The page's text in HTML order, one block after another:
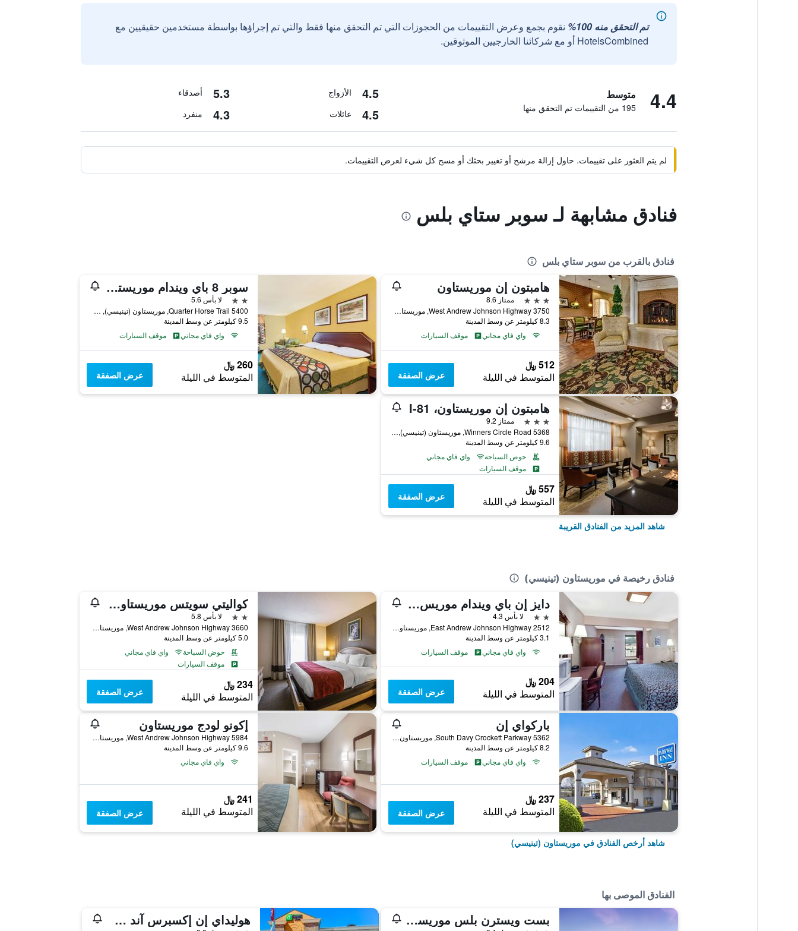
تم التحقق منه 100%
نقوم بجمع وعرض التقييمات من الحجوزات التي تم التحقق منها فقط والتي تم إجراؤها بواسطة مستخدمين حقيقيين مع
HotelsCombined أو مع شركائنا الخارجيين الموثوقين.
4.4 متوسط
195 من التقييمات تم التحقق منها
4.5 الأزواج 5.3 أصدقاء
4.5 عائلات 4.3 منفرد
لم يتم العثور على تقييمات. حاول إزالة مرشح أو تغيير بحثك أو مسح كل شيء لعرض التقييمات.
فنادق مشابهة لـ سوبر ستاي بلس
فنادق بالقرب من سوبر ستاي بلس
هامبتون إن موريستاون
3 نجوم
ممتاز 8.6
3750 West Andrew Johnson Highway, موريستاون (تينيسي), TN, الولايات المتحدة الأميريكية
8.3 كيلومتر عن وسط المدينة
واي فاي مجاني
موقف السيارات
512 ﷼
المتوسط في الليلة عرض الصفقة
سوبر 8 باي ويندام موريستاون/ساوث
2 نجمتين
لا بأس 5.6
5400 Quarter Horse Trail, موريستاون (تينيسي), TN, الولايات المتحدة الأميريكية
9.5 كيلومتر عن وسط المدينة
واي فاي مجاني
موقف السيارات
260 ﷼
المتوسط في الليلة عرض الصفقة
هامبتون إن موريستاون، I-81
3 نجوم
ممتاز 9.2
5368 Winners Circle Road, موريستاون (تينيسي), TN, الولايات المتحدة الأميريكية
9.6 كيلومتر عن وسط المدينة
حوض السباحة
واي فاي مجاني
موقف السيارات
557 ﷼
المتوسط في الليلة عرض الصفقة
شاهد المزيد من الفنادق القريبة
فنادق رخيصة في موريستاون (تينيسي)
دايز إن باي ويندام موريس تاون
2 نجمتين
لا بأس 4.3
2512 East Andrew Johnson Highway, موريستاون (تينيسي), TN, الولايات المتحدة الأميريكية
3.1 كيلومتر عن وسط المدينة
واي فاي مجاني
موقف السيارات
204 ﷼
المتوسط في الليلة عرض الصفقة
كواليتي سويتس موريستاون ويست
2 نجمتين
لا بأس 5.8
3660 West Andrew Johnson Highway, موريستاون (تينيسي), TN, الولايات المتحدة الأميريكية
5.0 كيلومتر عن وسط المدينة
حوض السباحة
واي فاي مجاني
موقف السيارات
234 ﷼
المتوسط في الليلة عرض الصفقة
باركواي إن
5362 South Davy Crockett Parkway, موريستاون (تينيسي), TN, الولايات المتحدة الأميريكية
8.2 كيلومتر عن وسط المدينة
واي فاي مجاني
موقف السيارات
237 ﷼
المتوسط في الليلة عرض الصفقة
إكونو لودج موريستاون
5984 West Andrew Johnson Highway, موريستاون (تينيسي), TN, الولايات المتحدة الأميريكية
9.6 كيلومتر عن وسط المدينة
واي فاي مجاني
241 ﷼
المتوسط في الليلة عرض الصفقة
شاهد أرخص الفنادق في موريستاون (تينيسي)
الفنادق الموصى بها
بست ويسترن بلس موريستاون كونفرنس سنتر هوليداي إن إكسبرس آند سويتس موريستاونا باي آيتش جي